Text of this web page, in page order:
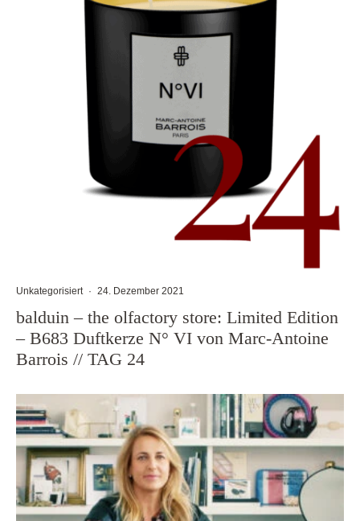
Unkategorisiert · 24. Dezember 2021
balduin – the olfactory store: Limited Edition
– B683 Duftkerze N° VI von Marc-Antoine
Barrois // TAG 24